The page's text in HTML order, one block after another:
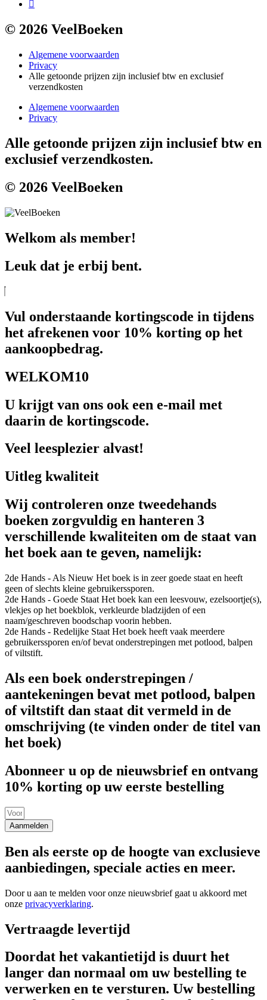
© 2026 VeelBoeken
Algemene voorwaarden
Privacy
Alle getoonde prijzen zijn inclusief btw en exclusief
verzendkosten
Algemene voorwaarden
Privacy
Alle getoonde prijzen zijn inclusief btw en
exclusief verzendkosten.
© 2026 VeelBoeken
Welkom als member!
Leuk dat je erbij bent.
Vul onderstaande kortingscode in tijdens
het afrekenen voor 10% korting op het
aankoopbedrag.
WELKOM10
U krijgt van ons ook een e-mail met
daarin de kortingscode.
Veel leesplezier alvast!
Uitleg kwaliteit
Wij controleren onze tweedehands
boeken zorgvuldig en hanteren 3
verschillende kwaliteiten om de staat van
het boek aan te geven, namelijk:
2de Hands - Als Nieuw Het boek is in zeer goede staat en heeft
geen of slechts kleine gebruikerssporen.
2de Hands - Goede Staat Het boek kan een leesvouw, ezelsoortje(s),
vlekjes op het boekblok, verkleurde bladzijden of een
naam/geschreven boodschap voorin hebben.
2de Hands - Redelijke Staat Het boek heeft vaak meerdere
gebruikerssporen en/of bevat onderstrepingen met potlood, balpen
of viltstift.
Als een boek onderstrepingen /
aantekeningen bevat met potlood, balpen
of viltstift dan staat dit vermeld in de
omschrijving (te vinden onder de titel van
het boek)
Abonneer u op de nieuwsbrief en ontvang
10% korting op uw eerste bestelling
Aanmelden
Ben als eerste op de hoogte van exclusieve
aanbiedingen, speciale acties en meer.
Door u aan te melden voor onze nieuwsbrief gaat u akkoord met
onze privacyverklaring.
Vertraagde levertijd
Doordat het vakantietijd is duurt het
langer dan normaal om uw bestelling te
verwerken en te versturen. Uw bestelling